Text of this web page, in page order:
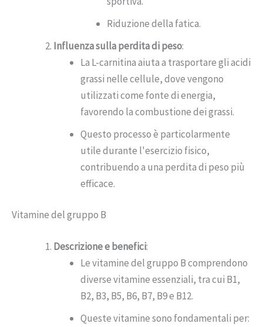
Riduzione della fatica.
Influenza sulla perdita di peso:
La L-carnitina aiuta a trasportare gli acidi
grassi nelle cellule, dove vengono
utilizzati come fonte di energia,
favorendo la combustione dei grassi.
Questo processo è particolarmente
utile durante l'esercizio fisico,
contribuendo a una perdita di peso più
efficace.
Vitamine del gruppo B
Descrizione e benefici:
Le vitamine del gruppo B comprendono
diverse vitamine essenziali, tra cui B1,
B2, B3, B5, B6, B7, B9 e B12.
Queste vitamine sono fondamentali per: